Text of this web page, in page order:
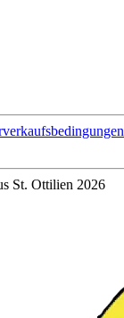
St. Ottilien 2026